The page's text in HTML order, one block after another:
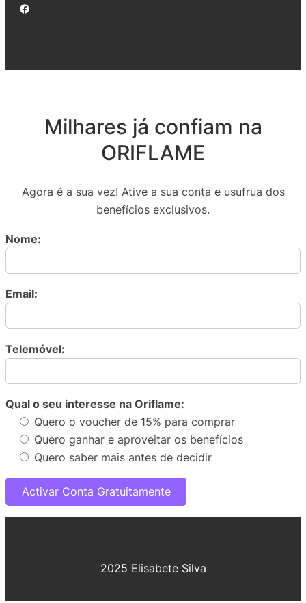
Facebook
Milhares já confiam na
ORIFLAME
Agora é a sua vez! Ative a sua conta e usufrua dos
benefícios exclusivos.
Nome:
Email:
Telemóvel:
Qual o seu interesse na Oriflame:
Quero o voucher de 15% para comprar
Quero ganhar e aproveitar os benefícios
Quero saber mais antes de decidir
2025 Elisabete Silva